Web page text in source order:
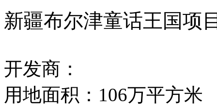
新疆布尔津童话王国项
开发商：
用地面积：106万平方米